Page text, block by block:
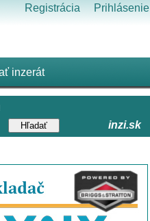
Registrácia Prihlásenie
inzerát
inzi.sk